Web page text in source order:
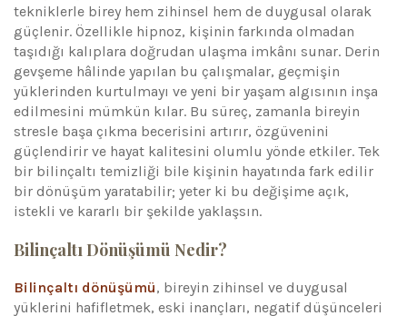
tekniklerle birey hem zihinsel hem de duygusal olarak
güçlenir. Özellikle hipnoz, kişinin farkında olmadan
taşıdığı kalıplara doğrudan ulaşma imkânı sunar. Derin
gevşeme hâlinde yapılan bu çalışmalar, geçmişin
yüklerinden kurtulmayı ve yeni bir yaşam algısının inşa
edilmesini mümkün kılar. Bu süreç, zamanla bireyin
stresle başa çıkma becerisini artırır, özgüvenini
güçlendirir ve hayat kalitesini olumlu yönde etkiler. Tek
bir bilinçaltı temizliği bile kişinin hayatında fark edilir
bir dönüşüm yaratabilir; yeter ki bu değişime açık,
istekli ve kararlı bir şekilde yaklaşsın.
Bilinçaltı Dönüşümü Nedir?
Bilinçaltı dönüşümü, bireyin zihinsel ve duygusal
yüklerini hafifletmek, eski inançları, negatif düşünceleri